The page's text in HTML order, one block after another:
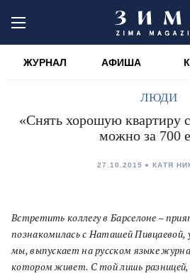
ЖУРНАЛ АФИША
ЛЮДИ
«Снять хорошую квартиру
можно за 700
27.10.2015 КАТЯ
Встретить коллегу в Барселоне –
познакомилась с Наташей Пивцаевой,
мы, выпускает на русском языке
котором живет. С той лишь